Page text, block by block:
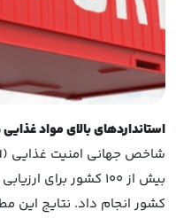
استانداردهای بالای مواد غذایی
بیش از 100 کشور
کشور انجام داد. نتایج این